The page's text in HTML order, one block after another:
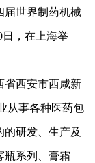
届世界制药机械
日，在上海举
省西安市西咸新
从事各种医药包
研发、生产及
瓶系列、膏霜